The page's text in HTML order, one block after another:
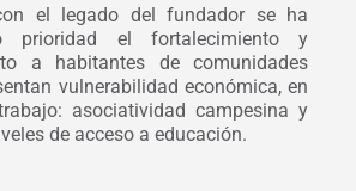
el legado del fundador se ha
prioridad el fortalecimiento y
a habitantes de comunidades
vulnerabilidad económica, en
asociatividad campesina y
de acceso a educación.